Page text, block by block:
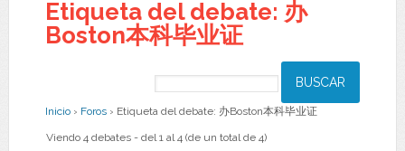
Etiqueta del debate: 办
Boston本科毕业证
Inicio › Foros › Etiqueta del debate: 办Boston本科毕业证
Viendo 4 debates - del 1 al 4 (de un total de 4)